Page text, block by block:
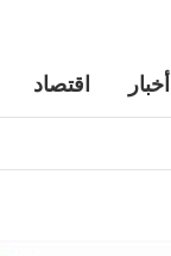
أخبار اقتصاد